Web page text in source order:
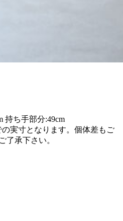
持ち手部分:49cm
実寸となります。個体差もご
了承下さい。